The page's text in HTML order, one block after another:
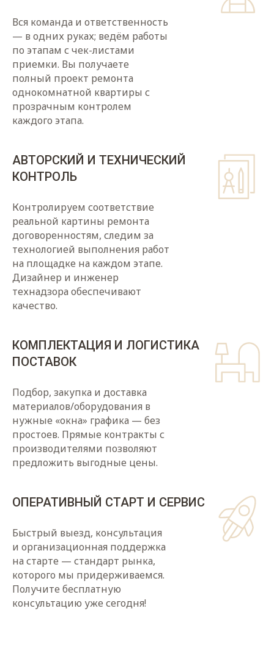
Вся команда и ответственность
— в одних руках; ведём работы
по этапам с чек-листами
приемки. Вы получаете
полный проект ремонта
однокомнатной квартиры с
прозрачным контролем
каждого этапа.
АВТОРСКИЙ И ТЕХНИЧЕСКИЙ
КОНТРОЛЬ
Контролируем соответствие
реальной картины ремонта
договоренностям, следим за
технологией выполнения работ
на площадке на каждом этапе.
Дизайнер и инженер
технадзора обеспечивают
качество.
КОМПЛЕКТАЦИЯ И ЛОГИСТИКА
ПОСТАВОК
Подбор, закупка и доставка
материалов/оборудования в
нужные «окна» графика — без
простоев. Прямые контракты с
производителями позволяют
предложить выгодные цены.
ОПЕРАТИВНЫЙ СТАРТ И СЕРВИС
Быстрый выезд, консультация
и организационная поддержка
на старте — стандарт рынка,
которого мы придерживаемся.
Получите бесплатную
консультацию уже сегодня!